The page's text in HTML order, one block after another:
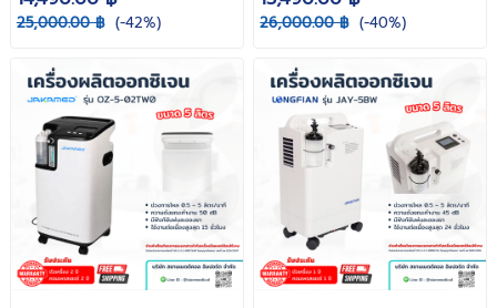
9F-3BW ( รับประกันศูนย์
ไทย )
25,000.00 ฿ (-42%)
7F-3NW ( รับประกันศูนย์
ไทย )
26,000.00 ฿ (-40%)